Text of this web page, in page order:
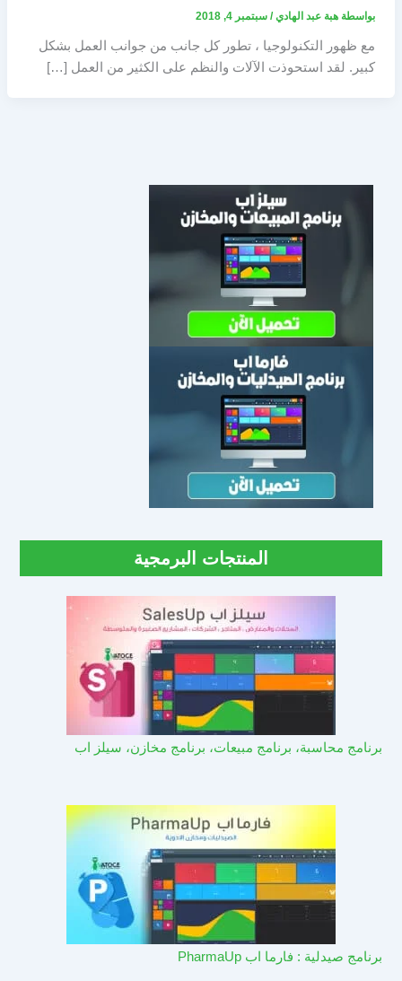
بواسطة هبة عبد الهادي/ سبتمبر 4, 2018
مع ظهور التكنولوجيا ، تطور كل جانب من جوانب العمل بشكل
كبير. لقد استحوذت الآلات والنظم على الكثير من العمل […]
المنتجات البرمجية
برنامج محاسبة، برنامج مبيعات، برنامج مخازن، سيلز اب
برنامج صيدلية : فارما اب PharmaUp​